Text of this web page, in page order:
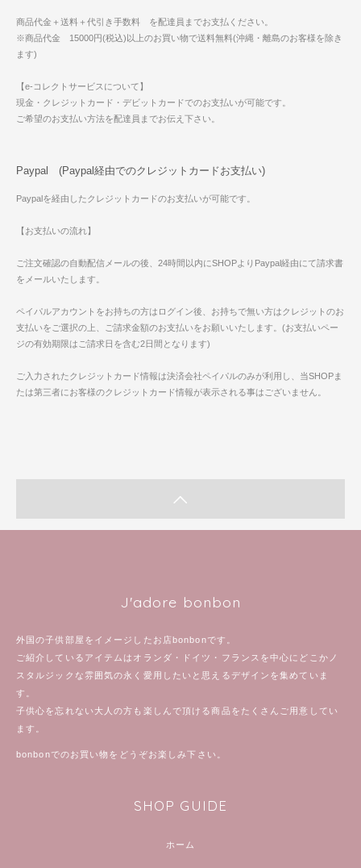
商品代金＋送料＋代引き手数料 を配達員までお支払ください。
※商品代金 15000円(税込)以上のお買い物で送料無料(沖縄・離島のお客様を除き
ます)
【e-コレクトサービスについて】
現金・クレジットカード・デビットカードでのお支払いが可能です。
ご希望のお支払い方法を配達員までお伝え下さい。
Paypal (Paypal経由でのクレジットカードお支払い)
Paypalを経由したクレジットカードのお支払いが可能です。
【お支払いの流れ】
ご注文確認の自動配信メールの後、24時間以内にSHOPよりPaypal経由にて請求書
をメールいたします。
ペイパルアカウントをお持ちの方はログイン後、お持ちで無い方はクレジットのお
支払いをご選択の上、ご請求金額のお支払いをお願いいたします。(お支払いペー
ジの有効期限はご請求日を含む2日間となります)
ご入力されたクレジットカード情報は決済会社ペイパルのみが利用し、当SHOPま
たは第三者にお客様のクレジットカード情報が表示される事はございません。
J'adore bonbon
外国の子供部屋をイメージしたお店bonbonです。
ご紹介しているアイテムはオランダ・ドイツ・フランスを中心にどこかノ
スタルジックな雰囲気の永く愛用したいと思えるデザインを集めていま
す。
子供心を忘れない大人の方も楽しんで頂ける商品をたくさんご用意してい
ます。
bonbonでのお買い物をどうぞお楽しみ下さい。
SHOP GUIDE
ホーム